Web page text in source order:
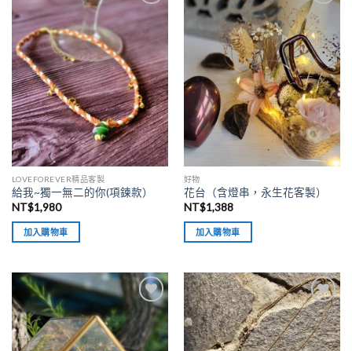
加入
望清
單」
LOVEFOREVER精品客製
給我~獨一無二的你(項鍊款）
NT$1,980
加入購物車
加入
「願
望清
單」
好物
花台（含燈串，永生花客製）
NT$1,388
加入購物車
加入
「願
望清
單」
加入
「願
望清
單」